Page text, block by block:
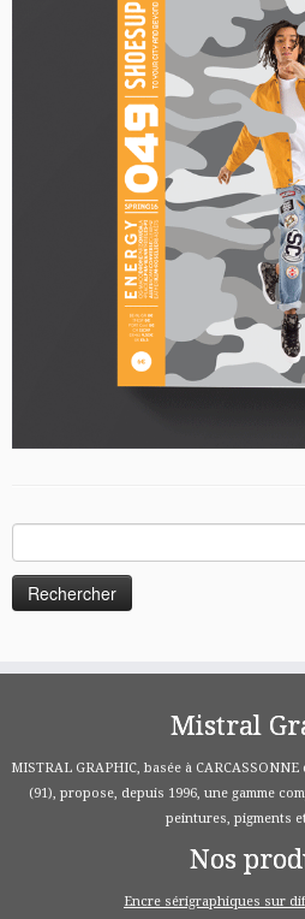
Mistral
MISTRAL GRAPHIC, basée à
(91), propose, depuis 1996, une gamme
peintures, pigments
Nos
Encre sérigraphiques sur